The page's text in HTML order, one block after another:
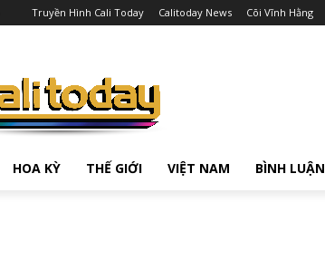
Truyền Hình Cali Today Calitoday News Cõi Vĩnh Hằng
HOA KỲ THẾ GIỚI VIỆT NAM BÌNH LUẬN